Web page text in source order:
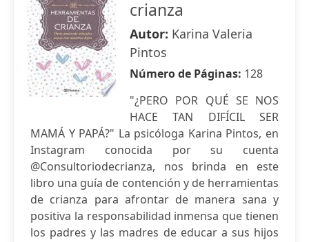
crianza
Autor: Karina Valeria
Pintos
Número de Páginas: 128
"¿PERO POR QUÉ SE NOS
HACE TAN DIFÍCIL SER
MAMÁ Y PAPÁ?" La psicóloga Karina Pintos, en
Instagram conocida por su cuenta
@Consultoriodecrianza, nos brinda en este
libro una guía de contención y de herramientas
de crianza para afrontar de manera sana y
positiva la responsabilidad inmensa que tienen
los padres y las madres de educar a sus hijos